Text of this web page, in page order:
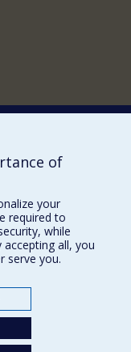
of
your
required to
while
all, you
serve you.